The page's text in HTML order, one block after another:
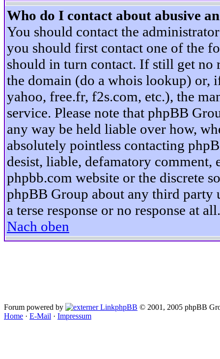
Who do I contact about abusive
You should contact the
you should first contact one of the
should in turn contact. If still get no
the domain (do a whois lookup) or,
yahoo, free.fr, f2s.com, etc.), the
service. Please note that phpBB
any way be held liable over how,
absolutely pointless contacting
desist, liable, defamatory
phpbb.com website or the discrete
phpBB Group about any third party
a terse response or no response at all.
Nach oben
Forum powered by phpBB © 2001, 2005 phpBB
Home · E-Mail · Impressum